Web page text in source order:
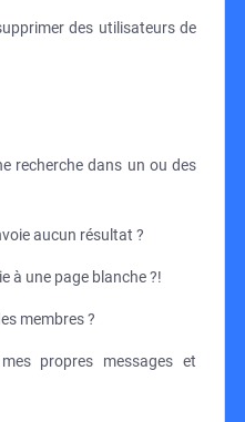
des utilisateurs de
recherche dans un ou des
aucun résultat ?
à une page blanche ?!
membres ?
propres messages et